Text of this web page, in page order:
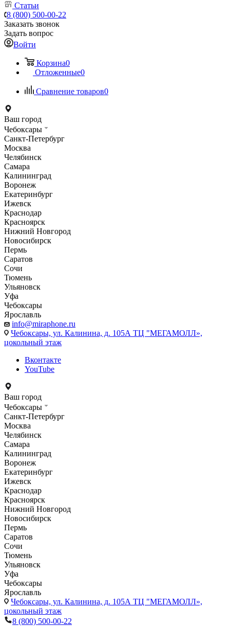
Статьи
8 (800) 500-00-22
Заказать звонок
Задать вопрос
Войти
Корзина0
Отложенные0
Сравнение товаров0
Ваш город
Чебоксары
Санкт-Петербург
Москва
Челябинск
Самара
Калининград
Воронеж
Екатеринбург
Ижевск
Краснодар
Красноярск
Нижний Новгород
Новосибирск
Пермь
Саратов
Сочи
Тюмень
Ульяновск
Уфа
Чебоксары
Ярославль
info@miraphone.ru
Чебоксары, ул. Калинина, д. 105А ТЦ "МЕГАМОЛЛ»,
цокольный этаж
Вконтакте
YouTube
Ваш город
Чебоксары
Санкт-Петербург
Москва
Челябинск
Самара
Калининград
Воронеж
Екатеринбург
Ижевск
Краснодар
Красноярск
Нижний Новгород
Новосибирск
Пермь
Саратов
Сочи
Тюмень
Ульяновск
Уфа
Чебоксары
Ярославль
Чебоксары, ул. Калинина, д. 105А ТЦ "МЕГАМОЛЛ»,
цокольный этаж
8 (800) 500-00-22